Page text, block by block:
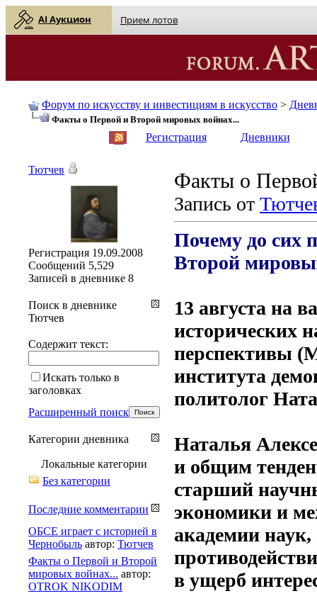
AI Аукцион Прием лотов
Форум по искусству и инвестициям в искусство >
Факты о Первой и Второй мировых войнах...
Регистрация Дневники
Факты о
Запись от
Почему до сих
Второй
13 августа на
исторических
перспективы
института
политолог
Наталья
и общим
старший
экономики и
академии наук,
в ущерб
Тютчев
Регистрация 19.09.2008
Сообщений 5,529
Записей в дневнике 8
Поиск в дневнике
Тютчев
Содержит текст:
Искать только в
заголовках
Расширенный поиск
Категории дневника
Локальные категории
Без категории
Последние комментарии
ОБСЕ играет с историей в
Чернобыль автор: Тютчев
Факты о Первой и Второй
мировых войнах... автор:
OTROK NIKODIM